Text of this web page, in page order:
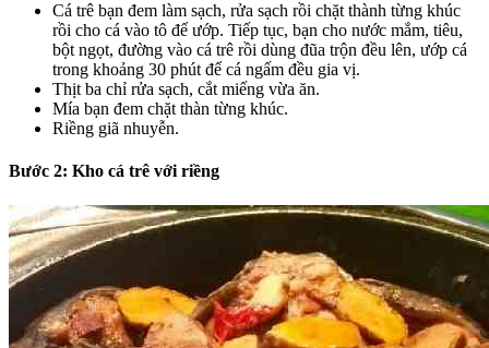
Cá trê bạn đem làm sạch, rửa sạch rồi chặt thành từng khúc
rồi cho cá vào tô để ướp. Tiếp tục, bạn cho nước mắm, tiêu,
bột ngọt, đường vào cá trê rồi dùng đũa trộn đều lên, ướp cá
trong khoảng 30 phút để cá ngấm đều gia vị.
Thịt ba chỉ rửa sạch, cắt miếng vừa ăn.
Mía bạn đem chặt thàn từng khúc.
Riềng giã nhuyễn.
Bước 2: Kho cá trê với riềng